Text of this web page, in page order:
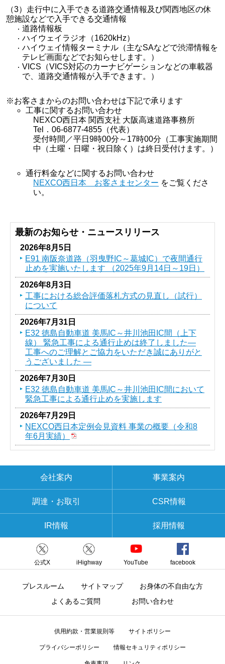
（3）走行中に入手できる道路交通情報及び関西地区の休
憩施設などで入手できる交通情報
道路情報板
ハイウェイラジオ（1620kHz）
ハイウェイ情報ターミナル（主なSAなどで渋滞情報を
テレビ画面などでお知らせします。）
VICS（VICS対応のカーナビゲーションなどの車載器
で、道路交通情報が入手できます。）
※お客さまからのお問い合わせは下記で承ります
工事に関するお問い合わせ
NEXCO西日本 関西支社 大阪高速道路事務所
Tel．06-6877-4855（代表）
受付時間／平日9時00分～17時00分（工事実施期間
中（土曜・日曜・祝日除く）は終日受付けます。）
通行料金などに関するお問い合わせ
NEXCO西日本 お客さまセンター をご覧くださ
い。
最新のお知らせ・ニュースリリース
2026年8月5日
E91 南阪奈道路（羽曳野IC～葛󠄀城IC）で夜間通行
止めを実施いたします （2025年9月14日～19日）
2026年8月3日
工事における総合評価落札方式の見直し（試行）
について
2026年7月31日
E32 徳島自動車道 美馬IC～井川池田IC間（上下
線） 緊急工事による通行止めは終了しました―
工事へのご理解とご協力をいただき誠にありがと
うございました ―
2026年7月30日
E32 徳島自動車道 美馬IC～井川池田IC間において
緊急工事による通行止めを実施します
2026年7月29日
NEXCO西日本定例会見資料 事業の概要（令和8
年6月実績）
会社案内 事業案内
調達・お取引 CSR情報
IR情報 採用情報
公式X iHighway YouTube facebook
プレスルーム サイトマップ
お身体の不自由な方
よくあるご質問
お問い合わせ
供用約款・営業規則等 サイトポリシー
プライバシーポリシー 情報セキュリティポリシー